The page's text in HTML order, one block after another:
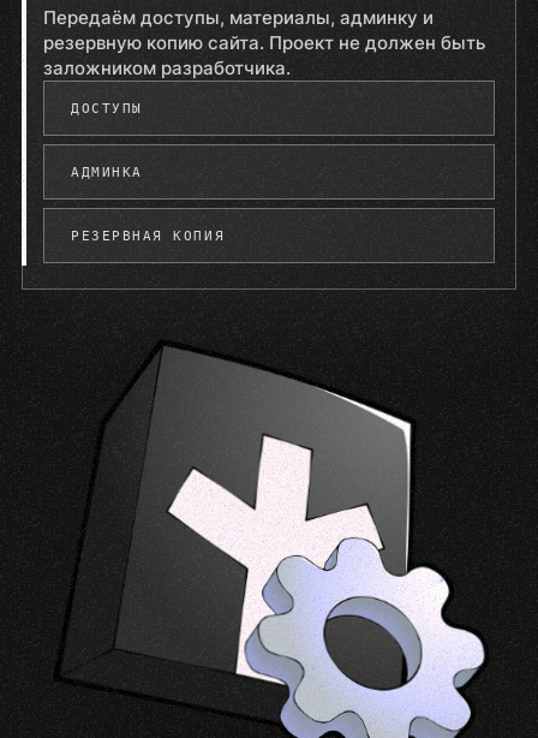
Передаём доступы, материалы, админку и
резервную копию сайта. Проект не должен быть
заложником разработчика.
ДОСТУПЫ
АДМИНКА
РЕЗЕРВНАЯ КОПИЯ